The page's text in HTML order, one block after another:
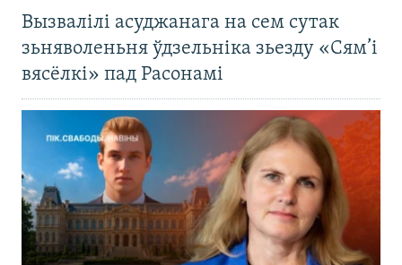
Вызвалілі асуджанага на сем сутак
зьняволеньня ўдзельніка зьезду «Сям’і
вясёлкі» пад Расонамі